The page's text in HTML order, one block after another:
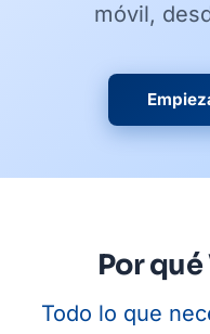
móvil,
Por
Todo lo que